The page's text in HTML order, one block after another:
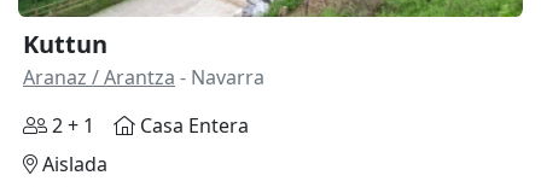
Kuttun
Aranaz / Arantza - Navarra
2 + 1
Casa Entera
Aislada